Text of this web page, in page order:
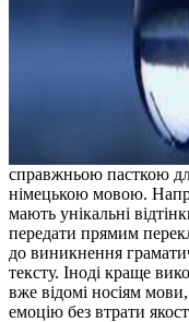
справжньою пасткою
німецькою мовою.
мають унікальні
передати прямим
до виникнення
тексту. Іноді краще
вже відомі носіям
емоцію без втрати